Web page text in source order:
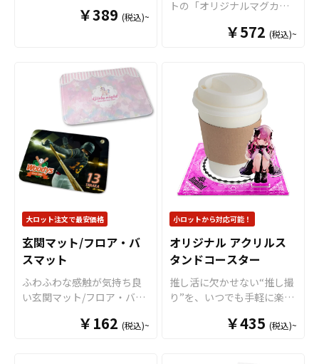
いただけるアイテムです。
体様のノベルティや、販売
商品として同人、クリエー
ター、作家さんなどのグッ
ズ販売にも最適です。 国内
生産で小ロットからの制作
も承っておりますので、お
気軽にご相談ください。
ンを美しく表現できます。
国内生産で小ロットからの
製作も承っておりますの
作やOEMをご検討中の業者
様もお気軽にご相談くださ
ダー」をお客様のオリジナ
素材を使用し、日常使いの
ドリンクシーンをワンラン
ク上の印象へ。フルカラー
印刷により、キャラクター
デザインやアーティストや
アスリートの肖像、ブラン
ドロゴなども鮮やかに再現
します。 繰り返し使えるエ
コ仕様で、実用性とファッ
ション性を両立したグッズ
として、ライブ・展示会・
アパレルショップ・カフェ
コラボなど幅広いシーンで
活用されています。 販売に
りますので、お客様にはデ
ザインを入稿していただく
だけでオリジナル商品とし
て販売していただくことが
￥389 (税込)~
トの「オリジナルマグカッ
白なマグカップにいろんな
リントがよく映えるので、
オリジナルグッズ製作にお
すすめな商品です。 マグ
カップは、オリジナルグッ
ズとして、コンサートグッ
ズ、アーティストグッズ、
キャラクターグッズ、ノベ
ルティー、お土産品など
色々な場面で活躍します。
特にオリジナルグッズマ
ーケットのマグカップはオ
プションで上下いっぱいに
プリントが可能な「ワイド
プリント」に対応可能です
ので、キャラクターを大き
くプリントするアニメグッ
ズや、人物写真などを使用
した物販用グッズにも最適
￥572 (税込)~
大ロット注文で最安価格
玄関マット/フロア・バ
スマット
ふわふわな感触が気持ち良
い玄関マット/フロア・バス
ルデザインでOEM製作いた
￥162 (税込)~
小ロットから対応可能！
オリジナル アクリルス
タンドコースター
推し活に欠かせない“推し撮
り”を、いつでも手軽に楽し
スターを、お客様のオリジ
￥435 (税込)~